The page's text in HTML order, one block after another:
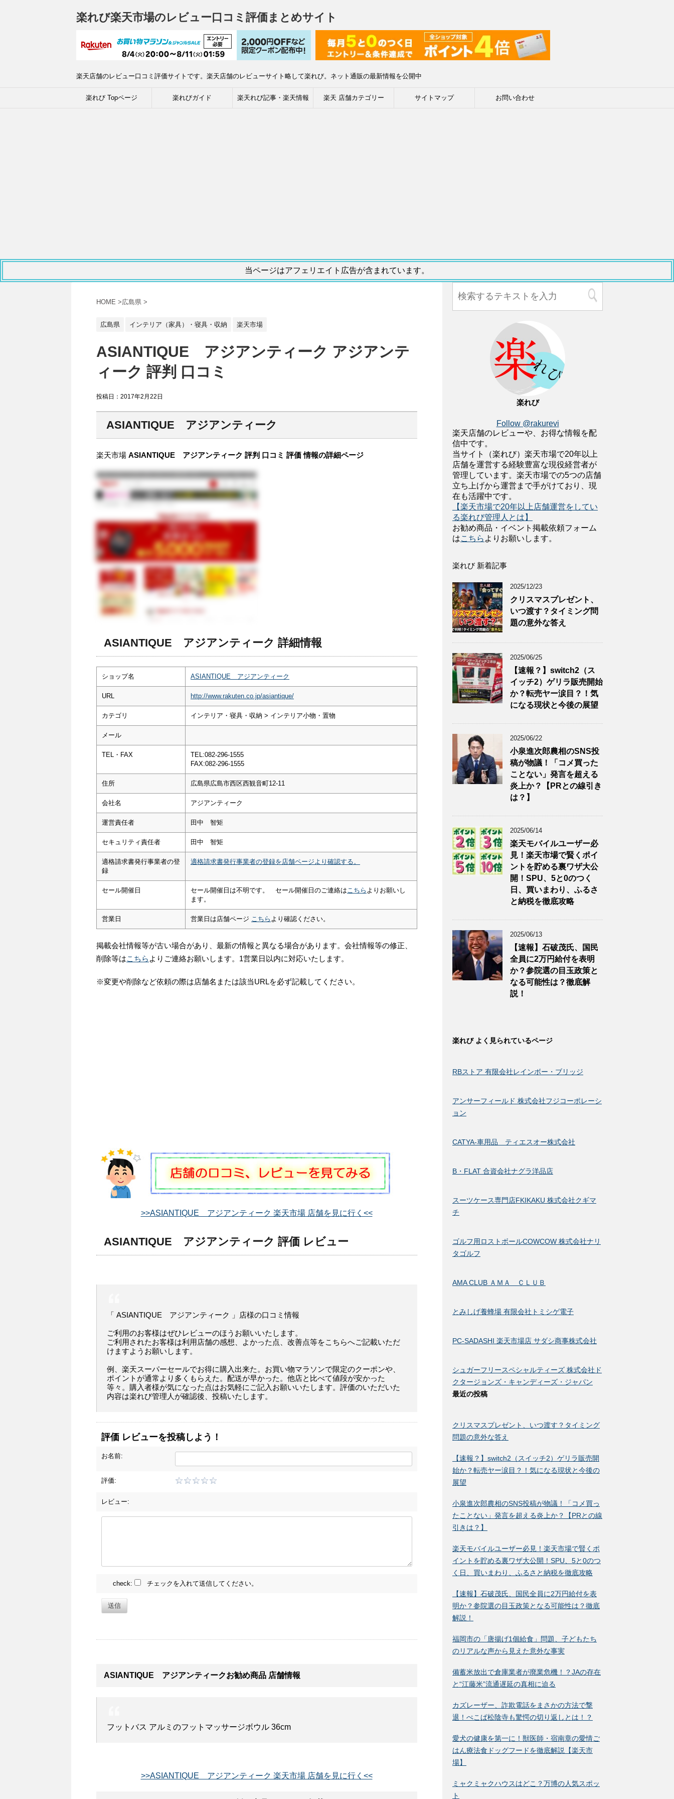
楽れび楽天市場のレビュー口コミ評価まとめサイト
楽天店舗のレビュー口コミ評価サイトです。楽天店舗のレビューサイト略して楽れび。ネット通販の最新情報を公開中
楽れび Topページ 楽れびガイド 楽天れび記事・楽天情報 楽天 店舗カテゴリー サイトマップ お問い合わせ
当ページはアフェリエイト広告が含まれています。
HOME >広島県 >
広島県 インテリア（家具）・寝具・収納 楽天市場
ASIANTIQUE アジアンティーク アジアンテ
ィーク 評判 口コミ
投稿日： 2017年2月22日
ASIANTIQUE アジアンティーク
楽天市場 ASIANTIQUE アジアンティーク 評判 口コミ 評価 情報の詳細ページ
ASIANTIQUE アジアンティーク 詳細情報
ショップ名 ASIANTIQUE アジアンティーク
URL http://www.rakuten.co.jp/asiantique/
カテゴリ インテリア・寝具・収納 > インテリア小物・置物
メール
TEL・FAX
TEL:082-296-1555
FAX:082-296-1555
住所 広島県広島市西区西観音町12-11
会社名 アジアンティーク
運営責任者 田中 智矩
セキュリティ責任者 田中 智矩
適格請求書発行事業者の登
録
適格請求書発行事業者の登録を店舗ページより確認する。
セール開催日 セール開催日は不明です。 セール開催日のご連絡は こちら よりお願いし
ます。
営業日 営業日は店舗ページ こちら より確認ください。
掲載会社情報等が古い場合があり、最新の情報と異なる場合があります。会社情報等の修正、
削除等はこちら よりご連絡お願いします。1営業日以内に対応いたします。
※変更や削除など依頼の際は店舗名または該当URLを必ず記載してください。
>>ASIANTIQUE アジアンティーク 楽天市場 店舗を見に行く<<
ASIANTIQUE アジアンティーク 評価 レビュー
「 ASIANTIQUE アジアンティーク 」店様の口コミ情報
ご利用のお客様はぜひレビューのほうお願いいたします。
ご利用されたお客様は利用店舗の感想、よかった点、改善点等をこちらへご記載いただ
けますようお願いします。
例、楽天スーパーセールでお得に購入出来た。お買い物マラソンで限定のクーポンや、
ポイントが通常より多くもらえた。配送が早かった。他店と比べて値段が安かった
等々。購入者様が気になった点はお気軽にご記入お願いいたします。評価のいただいた
内容は楽れび管理人が確認後、投稿いたします。
評価 レビューを投稿しよう！
お名前:
評価:
レビュー:
check: チェックを入れて送信してください。
送信
ASIANTIQUE アジアンティークお勧め商品 店舗情報
フットバス アルミのフットマッサージボウル 36cm
>>ASIANTIQUE アジアンティーク 楽天市場 店舗を見に行く<<
楽れび
Follow @rakurevi
楽天店舗のレビューや、お得な情報を配
信中です。
当サイト（楽れび）楽天市場で20年以上
店舗を運営する経験豊富な現役経営者が
管理しています。楽天市場での5つの店舗
立ち上げから運営まで手がけており、現
在も活躍中です。
【楽天市場で20年以上店舗運営をしてい
る楽れび管理人とは】
お勧め商品・イベント掲載依頼フォーム
はこちら よりお願いします。
楽れび 新着記事
2025/12/23
クリスマスプレゼント、
いつ渡す？タイミング問
題の意外な答え
2025/06/25
【速報？】switch2（ス
イッチ2）ゲリラ販売開始
か？転売ヤー涙目？！気
になる現状と今後の展望
2025/06/22
小泉進次郎農相のSNS投
稿が物議！「コメ買った
ことない」発言を超える
炎上か？【PRとの線引き
は？】
2025/06/14
楽天モバイルユーザー必
見！楽天市場で賢くポイ
ントを貯める裏ワザ大公
開！SPU、5と0のつく
日、買いまわり、ふるさ
と納税を徹底攻略
2025/06/13
【速報】石破茂氏、国民
全員に2万円給付を表明
か？参院選の目玉政策と
なる可能性は？徹底解
説！
楽れび よく見られているページ
RBストア 有限会社レインボー・ブリッジ
アンサーフィールド 株式会社フジコーポレーシ
ョン
CATYA-車用品 ティエスオー株式会社
B・FLAT 合資会社ナグラ洋品店
スーツケース専門店FKIKAKU 株式会社クギマ
チ
ゴルフ用ロストボールCOWCOW 株式会社ナリ
タゴルフ
AMA CLUB ＡＭＡ ＣＬＵＢ
とみしげ養蜂場 有限会社トミシゲ電子
PC-SADASHI 楽天市場店 サダシ商事株式会社
シュガーフリースペシャルティーズ 株式会社ド
クタージョンズ・キャンディーズ・ジャパン
最近の投稿
クリスマスプレゼント、いつ渡す？タイミング
問題の意外な答え
【速報？】switch2（スイッチ2）ゲリラ販売開
始か？転売ヤー涙目？！気になる現状と今後の
展望
小泉進次郎農相のSNS投稿が物議！「コメ買っ
たことない」発言を超える炎上か？【PRとの線
引きは？】
楽天モバイルユーザー必見！楽天市場で賢くポ
イントを貯める裏ワザ大公開！SPU、5と0のつ
く日、買いまわり、ふるさと納税を徹底攻略
【速報】石破茂氏、国民全員に2万円給付を表
明か？参院選の目玉政策となる可能性は？徹底
解説！
福岡市の「唐揚げ1個給食」問題、子どもたち
のリアルな声から見えた意外な事実
備蓄米放出で倉庫業者が廃業危機！？JAの存在
と“江藤米”流通遅延の真相に迫る
カズレーザー、詐欺電話をまさかの方法で撃
退！ぺこぱ松陰寺も驚愕の切り返しとは！？
愛犬の健康を第一に！獣医師・宿南章の愛情ご
はん療法食ドッグフードを徹底解説【楽天市
場】
ミャクミャクハウスはどこ？万博の人気スポッ
ト